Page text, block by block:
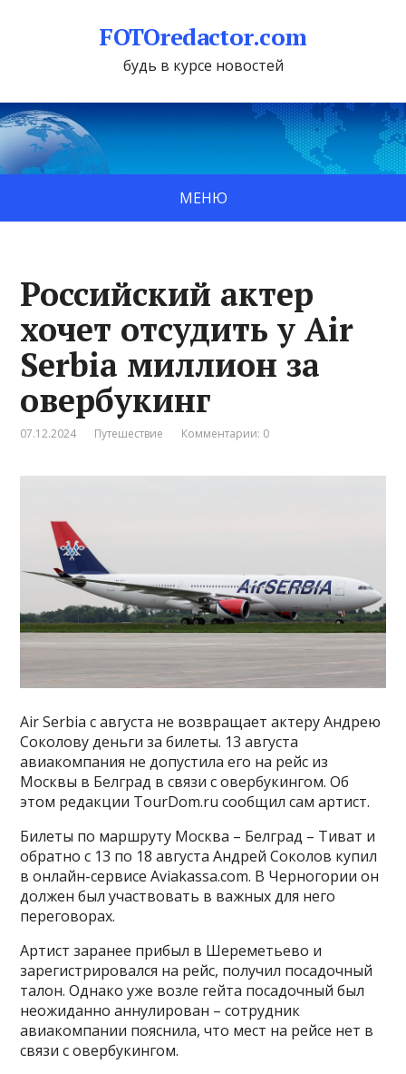
FOTOredactor.com
будь в курсе новостей
МЕНЮ
Российский актер
хочет отсудить у Air
Serbia миллион за
овербукинг
07.12.2024 Путешествие Комментарии: 0
Air Serbia с августа не возвращает актеру Андрею
Соколову деньги за билеты. 13 августа
авиакомпания не допустила его на рейс из
Москвы в Белград в связи с овербукингом. Об
этом редакции TourDom.ru сообщил сам артист.
Билеты по маршруту Москва – Белград – Тиват и
обратно с 13 по 18 августа Андрей Соколов купил
в онлайн-сервисе Aviakassa.com. В Черногории он
должен был участвовать в важных для него
переговорах.
Артист заранее прибыл в Шереметьево и
зарегистрировался на рейс, получил посадочный
талон. Однако уже возле гейта посадочный был
неожиданно аннулирован – сотрудник
авиакомпании пояснила, что мест на рейсе нет в
связи с овербукингом.